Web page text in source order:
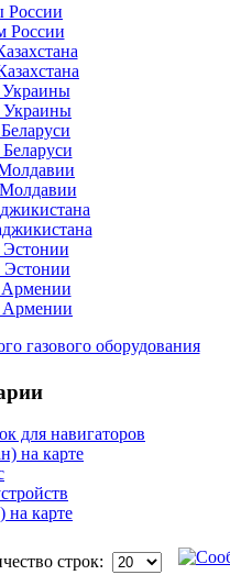
России
России
Украины
Эстонии
Армении
для навигаторов
на карте
на карте
строк: